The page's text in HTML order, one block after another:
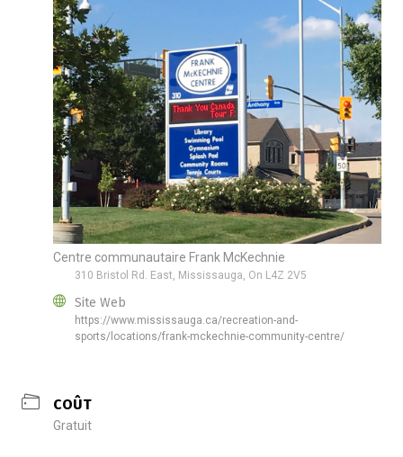
Centre communautaire Frank McKechnie
310 Bristol Rd. East, Mississauga, On L4Z 2V5
Site Web
https://www.mississauga.ca/recreation-and-
sports/locations/frank-mckechnie-community-centre/
COÛT
Gratuit